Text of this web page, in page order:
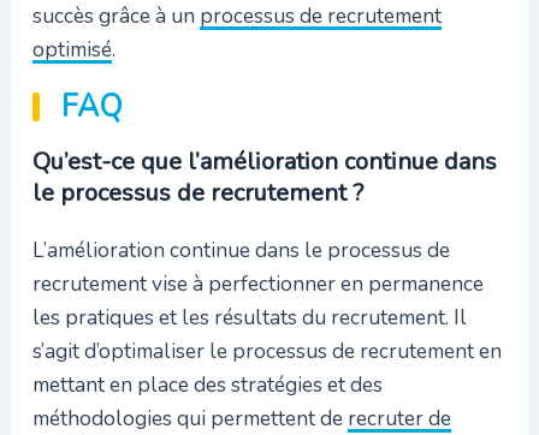
succès grâce à un processus de recrutement
optimisé.
FAQ
Qu’est-ce que l’amélioration continue dans
le processus de recrutement ?
L’amélioration continue dans le processus de
recrutement vise à perfectionner en permanence
les pratiques et les résultats du recrutement. Il
s’agit d’optimaliser le processus de recrutement en
mettant en place des stratégies et des
méthodologies qui permettent de recruter de